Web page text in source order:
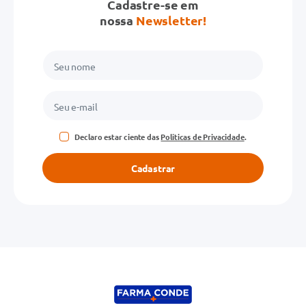
Cadastre-se em
nossa Newsletter!
Declaro estar ciente dasPolíticas de Privacidade.
Cadastrar